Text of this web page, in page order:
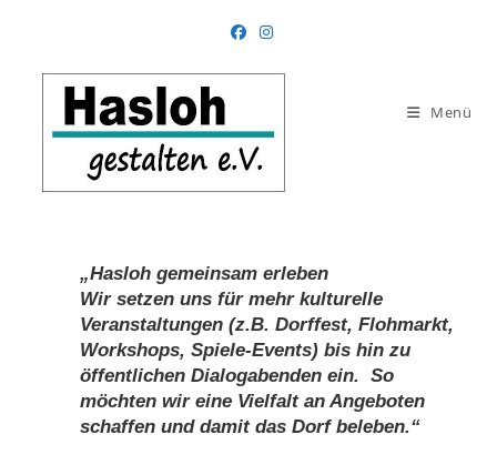
Menü
„Hasloh gemeinsam erleben
Wir setzen uns für mehr kulturelle
Veranstaltungen (z.B. Dorffest, Flohmarkt,
Workshops, Spiele-Events) bis hin zu
öffentlichen Dialogabenden ein. So
möchten wir eine Vielfalt an Angeboten
schaffen und damit das Dorf beleben.“